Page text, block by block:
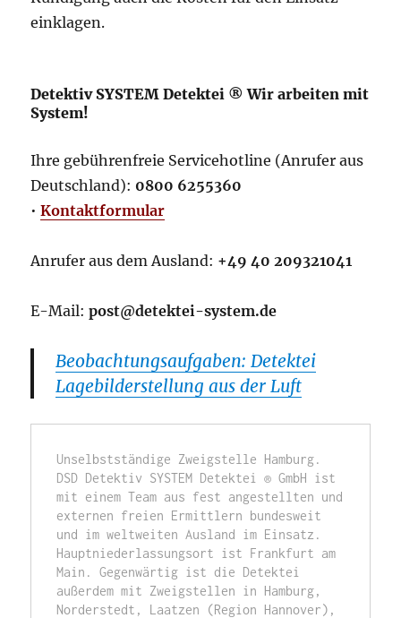
einklagen.
Detektiv SYSTEM Detektei ® Wir arbeiten mit
System!
Ihre gebührenfreie Servicehotline (Anrufer aus
Deutschland): 0800 6255360
•Kontaktformular
Anrufer aus dem Ausland: +49 40 209321041
E-Mail:post@detektei-system.de
Beobachtungsaufgaben: Detektei
Lagebilderstellung aus der Luft
Unselbstständige Zweigstelle Hamburg.
DSD Detektiv SYSTEM Detektei ® GmbH ist
mit einem Team aus fest angestellten und
externen freien Ermittlern bundesweit
und im weltweiten Ausland im Einsatz.
Hauptniederlassungsort ist Frankfurt am
Main. Gegenwärtig ist die Detektei
außerdem mit Zweigstellen in Hamburg,
Norderstedt, Laatzen (Region Hannover),